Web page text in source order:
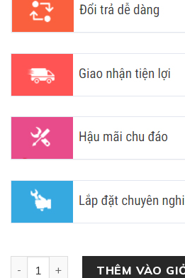
Bộ Bàn Ăn Gỗ Sồi Kết Hợp Tre
THÊM VÀO